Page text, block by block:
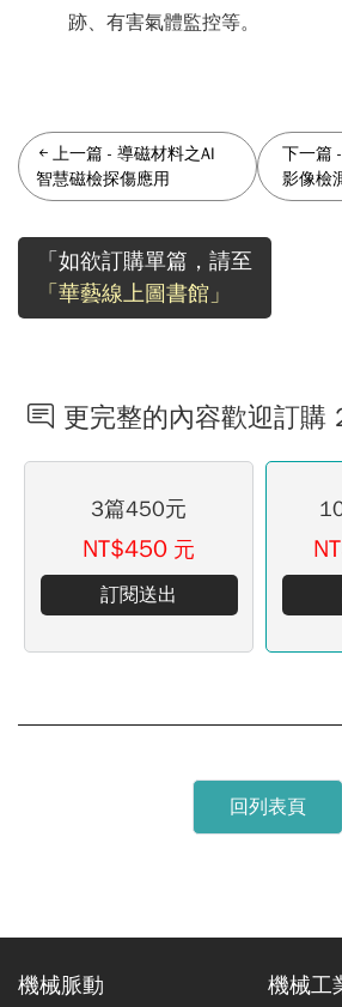
跡、有害氣體監控等。
上一篇 - 導磁材料之AI
智慧磁檢探傷應用
下一篇-
影像檢
「如欲訂購單篇，請至
「華藝線上圖書館」
更完整的內容歡迎訂購
3篇450元
NT$450 元
訂閱送出
回列表頁
機械脈動 機械工